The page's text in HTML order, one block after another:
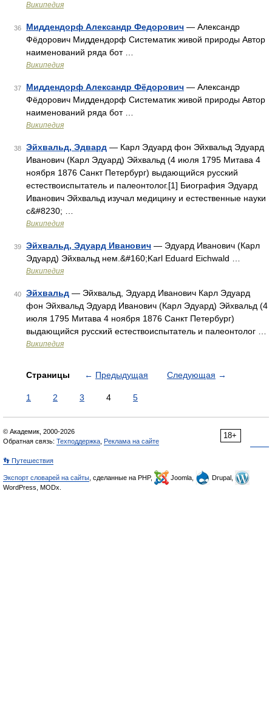
Википедия
36 Миддендорф Александр Федорович — Александр
Фёдорович Миддендорф Систематик живой природы Автор
наименований ряда бот …
Википедия
37 Миддендорф Александр Фёдорович — Александр
Фёдорович Миддендорф Систематик живой природы Автор
наименований ряда бот …
Википедия
38 Эйхвальд, Эдвард — Карл Эдуард фон Эйхвальд Эдуард
Иванович (Карл Эдуард) Эйхвальд (4 июля 1795 Митава 4
ноября 1876 Санкт Петербург) выдающийся русский
естествоиспытатель и палеонтолог.[1] Биография Эдуард
Иванович Эйхвальд изучал медицину и естественные науки
с&#8230; …
Википедия
39 Эйхвальд, Эдуард Иванович — Эдуард Иванович (Карл
Эдуард) Эйхвальд нем.&#160;Karl Eduard Eichwald …
Википедия
40 Эйхвальд — Эйхвальд, Эдуард Иванович Карл Эдуард
фон Эйхвальд Эдуард Иванович (Карл Эдуард) Эйхвальд (4
июля 1795 Митава 4 ноября 1876 Санкт Петербург)
выдающийся русский естествоиспытатель и палеонтолог …
Википедия
Страницы ← Предыдущая Следующая →
1 2 3 4 5
18+
© Академик, 2000-2026
Обратная связь: Техподдержка Реклама на сайте
👣 Путешествия
Экспорт словарей на сайты , сделанные на PHP, Joomla,
Drupal,
WordPress, MODx.